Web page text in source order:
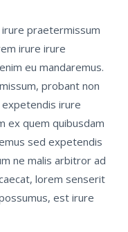
praetermissum
irure irure
eu mandaremus.
probant non
irure
ex quem quibusdam
sed expetendis
ne malis arbitror ad
lorem senserit
est irure